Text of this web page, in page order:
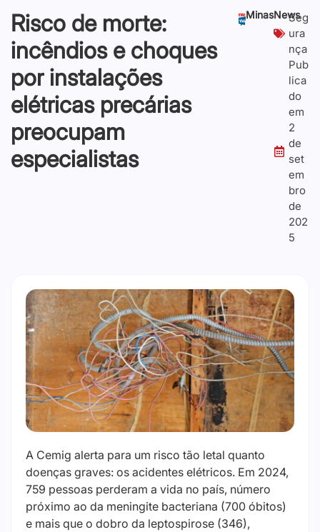
MinasNews
Seg
ura
nça
Pub
lica
do
em
2
de
set
em
bro
de
202
5
Risco de morte:
incêndios e choques
por instalações
elétricas precárias
preocupam
especialistas
A Cemig alerta para um risco tão letal quanto
doenças graves: os acidentes elétricos. Em 2024,
759 pessoas perderam a vida no país, número
próximo ao da meningite bacteriana (700 óbitos)
e mais que o dobro da leptospirose (346),